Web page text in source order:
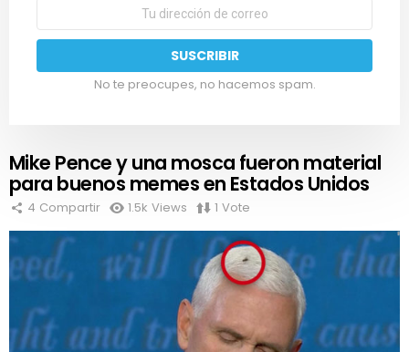
No te preocupes, no hacemos spam.
Mike Pence y una mosca fueron material
para buenos memes en Estados Unidos
4 Compartir 1.5k Views 1 Vote